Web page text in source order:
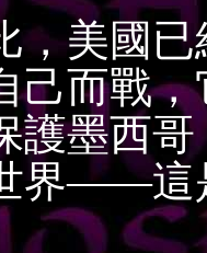
國已
己而戰
護墨西
界——這